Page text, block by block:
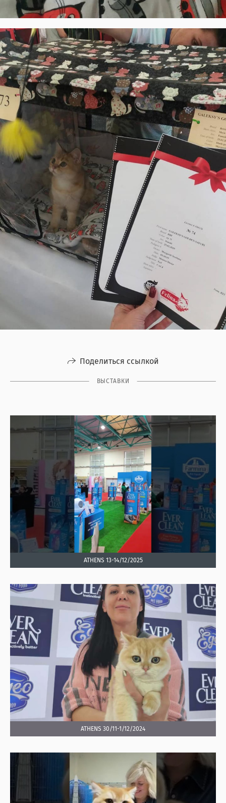
Поделиться ссылкой
ВЫСТАВКИ
ATHENS 13-14/12/2025
ATHENS 30/11-1/12/2024